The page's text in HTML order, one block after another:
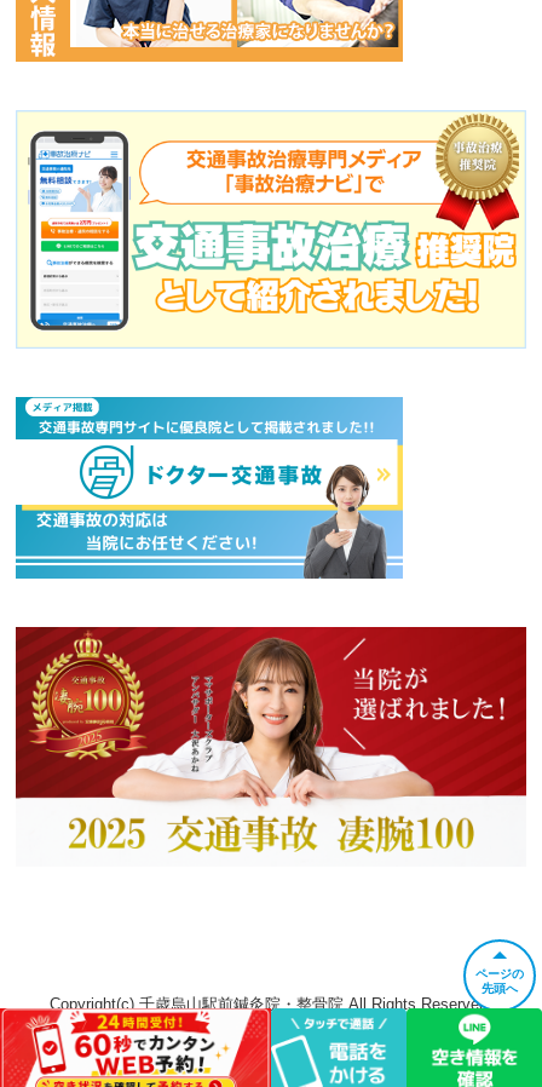
ページの
先頭へ
Copyright(c) 千歳烏山駅前鍼灸院・整骨院 All Rights Reserved.